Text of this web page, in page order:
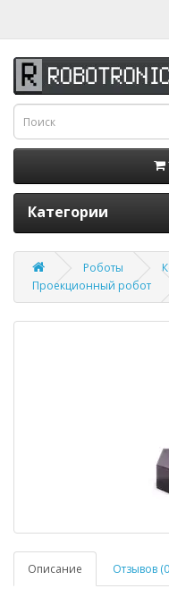
Категории
Роботы
Проекционный робот
Описание Отзывов